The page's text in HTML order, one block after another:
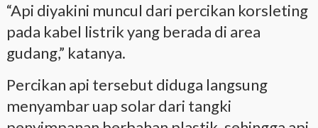
“Api diyakini muncul dari percikan korsleting
pada kabel listrik yang berada di area
gudang,” katanya.
Percikan api tersebut diduga langsung
menyambar uap solar dari tangki